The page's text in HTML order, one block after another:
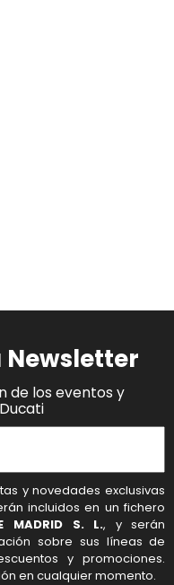
Newsletter
de los eventos y
y novedades exclusivas
incluidos en un fichero
MADRID S. L., y serán
sobre sus líneas de
y promociones.
en cualquier momento.